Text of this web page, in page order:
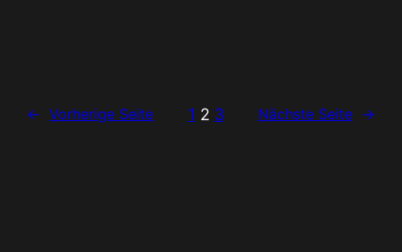
← Vorherige Seite 1 2 3 Nächste Seite →